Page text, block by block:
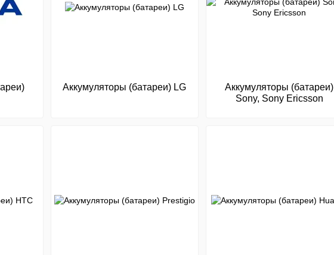
Аккумуляторы (батареи) LG
Аккумуляторы (батареи)
Sony, Sony Ericsson